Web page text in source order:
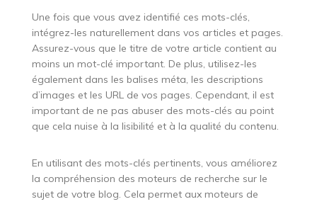
Une fois que vous avez identifié ces mots-clés,
intégrez-les naturellement dans vos articles et pages.
Assurez-vous que le titre de votre article contient au
moins un mot-clé important. De plus, utilisez-les
également dans les balises méta, les descriptions
d’images et les URL de vos pages. Cependant, il est
important de ne pas abuser des mots-clés au point
que cela nuise à la lisibilité et à la qualité du contenu.
En utilisant des mots-clés pertinents, vous améliorez
la compréhension des moteurs de recherche sur le
sujet de votre blog. Cela permet aux moteurs de